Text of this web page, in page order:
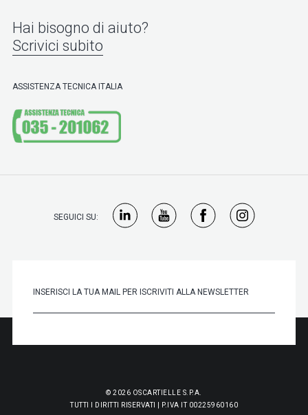
Hai bisogno di aiuto?
Scrivici subito
ASSISTENZA TECNICA ITALIA
SEGUICI SU:
© 2026 OSCARTIELLE S.P.A.
TUTTI I DIRITTI RISERVATI | P.IVA IT 00225960160